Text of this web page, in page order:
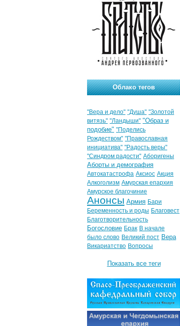
Облако тегов
"Вера и дело" "Душа" "Золотой
витязь" "Ландыши" "Образ и
подобие" "Поделись
Рождеством" "Православная
инициатива" "Радость веры"
"Синдром радости" Аборигены
Аборты и демография
Автокатастрофа Аксиос Акция
Алкоголизм Амурская епархия
Амурское благочиние
Анонсы Армия Бари
Беременность и роды Благовест
Благотворительность
Богословие Брак В начале
было слово Великий пост Вера
Викариатство Вопросы
Показать все теги